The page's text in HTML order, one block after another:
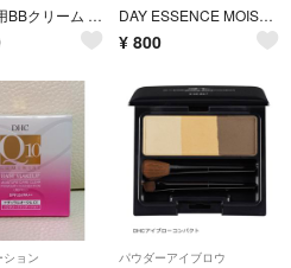
DHC 薬用BBクリーム ナチュラルオークル01/02 20g × 2個セット DAY ESSENCE MOISTURE＆BRIGHT
¥ 800
ション パウダーアイブロウ